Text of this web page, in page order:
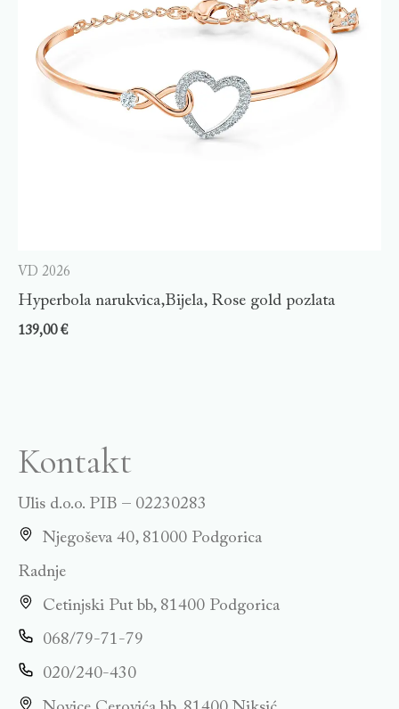
VD 2026
Hyperbola narukvica,Bijela, Rose gold pozlata
139,00€
Kontakt
Ulis d.o.o. PIB – 02230283
Njegoševa 40, 81000 Podgorica
Radnje
Cetinjski Put bb, 81400 Podgorica
068/79-71-79
020/240-430